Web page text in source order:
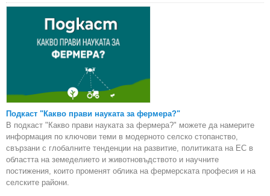
Подкаст "Какво прави науката за фермера?"
В подкаст "Какво прави науката за фермера?" можете да намерите
информация по ключови теми в модерното селско стопанство,
свързани с глобалните тенденции на развитие, политиката на ЕС в
областта на земеделието и животновъдството и научните
постижения, които променят облика на фермерската професия и на
селските райони.